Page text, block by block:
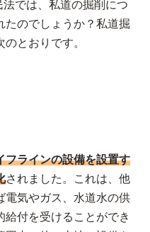
では、私道の掘削につ
たのでしょうか？私道掘
とおりです。
フラインの設備を設置す
されました。これは、他
電気やガス、水道水の供
付を受けることができ